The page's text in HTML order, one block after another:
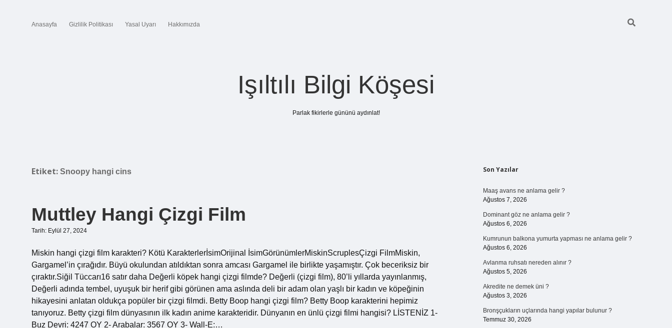
Anasayfa Gizlilik Politikası Yasal Uyarı Hakkımızda
Işıltılı Bilgi Köşesi
Parlak fikirlerle gününü aydınlat!
Etiket: Snoopy hangi cins
Muttley Hangi Çizgi Film
Tarih: Eylül 27, 2024
Miskin hangi çizgi film karakteri? Kötü KarakterlerİsimOrijinal İsimGörünümlerMiskinScruplesÇizgi FilmMiskin,
Gargamel’in çırağıdır. Büyü okulundan atıldıktan sonra amcası Gargamel ile birlikte yaşamıştır. Çok beceriksiz bir
çıraktır.Siğil Tüccarı16 satır daha Değerli köpek hangi çizgi filmde? Değerli (çizgi film), 80’li yıllarda yayınlanmış,
Değerli adında tembel, uyuşuk bir herif gibi görünen ama aslında deli bir adam olan yaşlı bir kadın ve köpeğinin
hikayesini anlatan oldukça popüler bir çizgi filmdi. Betty Boop hangi çizgi film? Betty Boop karakterini hepimiz
tanıyoruz. Betty çizgi film dünyasının ilk kadın anime karakteridir. Dünyanın en ünlü çizgi filmi hangisi? LİSTENİZ 1-
Buz Devri: 4247 OY 2- Arabalar: 3567 OY 3- Wall-E:…
Sidebar
Son Yazılar
Maaş avans ne anlama gelir ?
Ağustos 7, 2026
Dominant göz ne anlama gelir ?
Ağustos 6, 2026
Kumrunun balkona yumurta yapması ne anlama gelir ?
Ağustos 6, 2026
Avlanma ruhsatı nereden alınır ?
Ağustos 5, 2026
Akredite ne demek üni ?
Ağustos 3, 2026
Bronşçukların uçlarında hangi yapılar bulunur ?
Temmuz 30, 2026